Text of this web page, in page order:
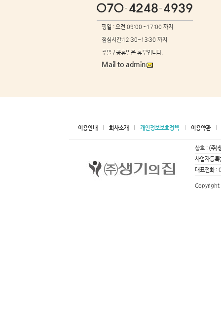
평일 : 오전 09:00 ~17:00 까지
점심시간:12:30~13:30 까지
주말 / 공휴일은 휴무입니다.
Mail to admin
이용안내 회사소개 개인정보보호정책 이용약관
상호 : (주)
사업자등
대표전화 :
Copyright